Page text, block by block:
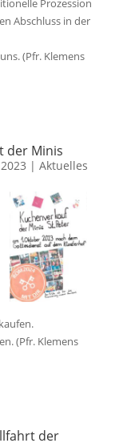
Prozession
Abschluss in der
(Pfr. Klemens
der Minis
| Aktuelles
(Pfr. Klemens
der